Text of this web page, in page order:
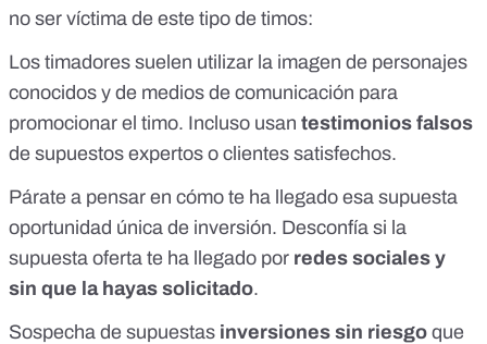
no ser víctima de este tipo de timos:
Los timadores suelen utilizar la imagen de personajes
conocidos y de medios de comunicación para
promocionar el timo. Incluso usan testimonios falsos
de supuestos expertos o clientes satisfechos.
Párate a pensar en cómo te ha llegado esa supuesta
oportunidad única de inversión. Desconfía si la
supuesta oferta te ha llegado por redes sociales y
sin que la hayas solicitado.
Sospecha de supuestas inversiones sin riesgo que